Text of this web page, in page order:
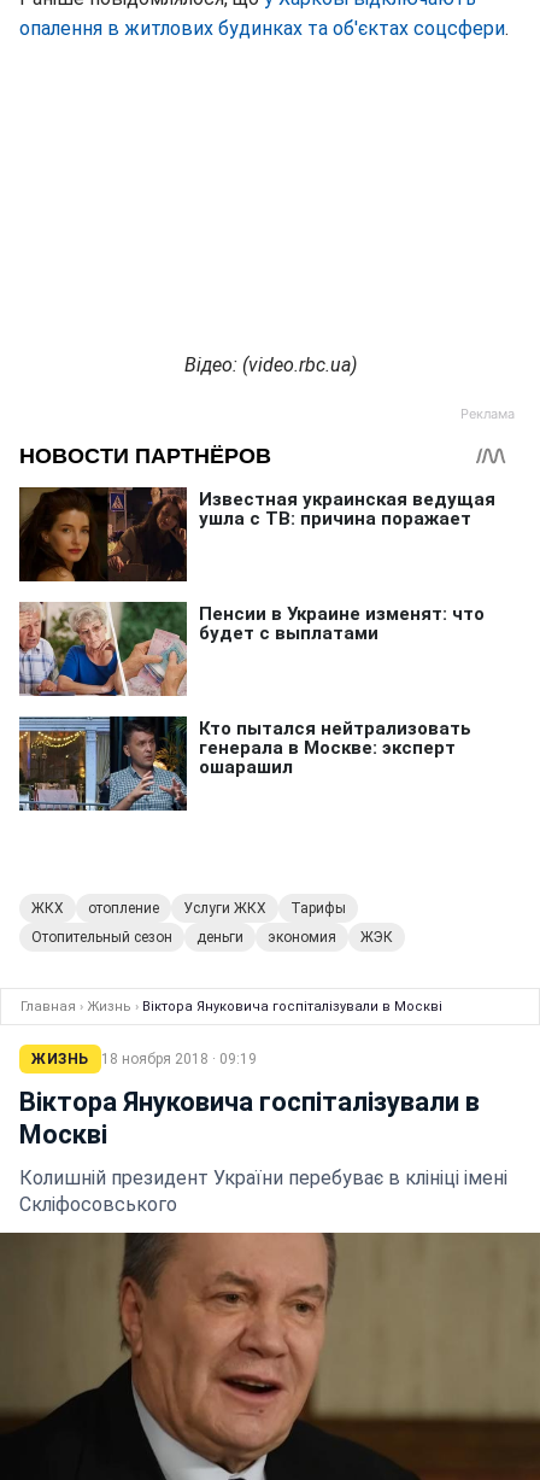
опалення в житлових будинках та об'єктах соцсфери.
Відео: (video.rbc.ua)
ЖКХ отопление Услуги ЖКХ
Тарифы
Отопительный сезон
деньги экономия ЖЭК
Главная › Жизнь › Віктора Януковича госпіталізували в Москві
ЖИЗНЬ 18 ноября 2018 · 09:19
Віктора Януковича госпіталізували в
Москві
Колишній президент України перебуває в клініці імені
Скліфосовського